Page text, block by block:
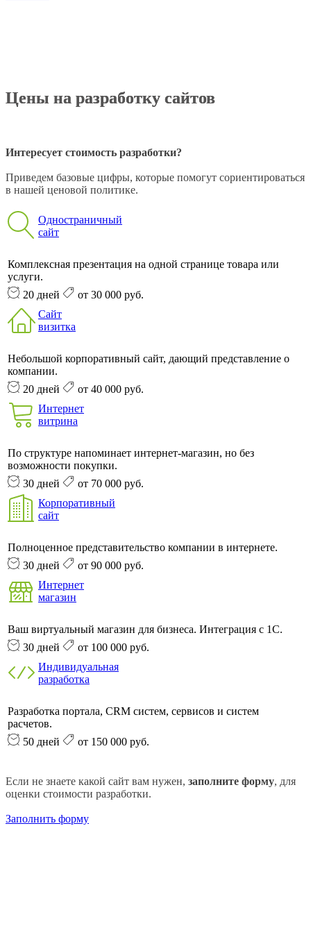
Цены на разработку сайтов
Интересует стоимость разработки?
Приведем базовые цифры, которые помогут сориентироваться
в нашей ценовой политике.
Одностраничный
сайт
Комплексная презентация на одной странице товара или
услуги.
20 дней
от 30 000 руб.
Сайт
визитка
Небольшой корпоративный сайт, дающий представление о
компании.
20 дней
от 40 000 руб.
Интернет
витрина
По структуре напоминает интернет-магазин, но без
возможности покупки.
30 дней
от 70 000 руб.
Корпоративный
сайт
Полноценное представительство компании в интернете.
30 дней
от 90 000 руб.
Интернет
магазин
Ваш виртуальный магазин для бизнеса. Интеграция с 1С.
30 дней
от 100 000 руб.
Индивидуальная
разработка
Разработка портала, CRM систем, сервисов и систем
расчетов.
50 дней
от 150 000 руб.
Если не знаете какой сайт вам нужен, заполните форму, для
оценки стоимости разработки.
Заполнить форму